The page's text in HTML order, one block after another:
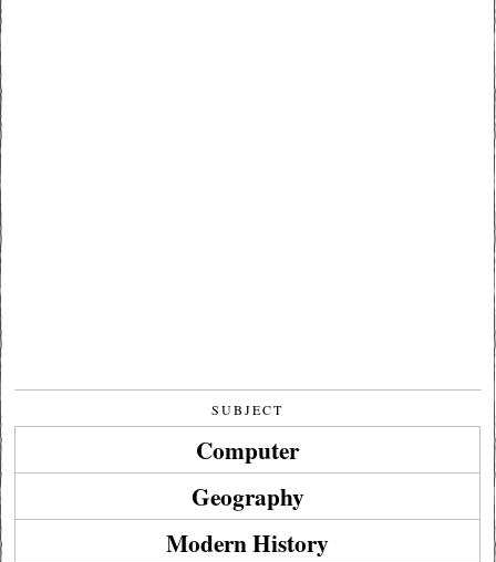
SUBJECT
Computer
Geography
Modern History